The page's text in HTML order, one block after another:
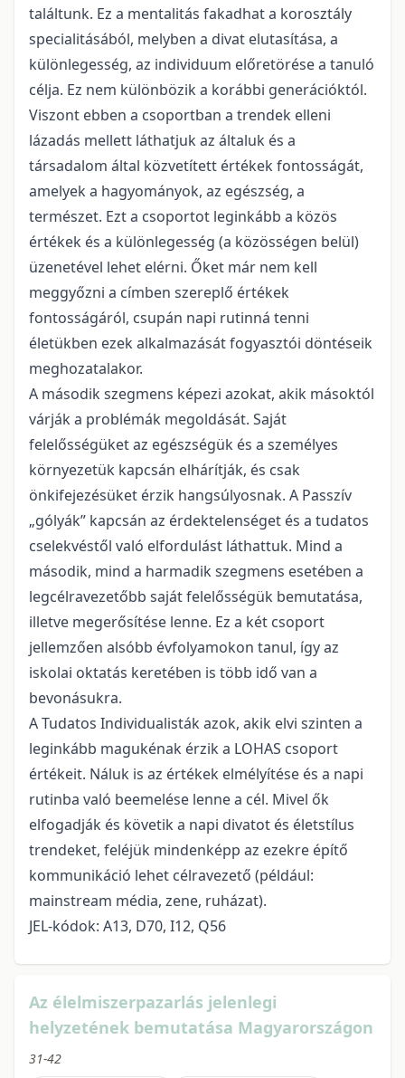
találtunk. Ez a mentalitás fakadhat a korosztály
specialitásából, melyben a divat elutasítása, a
különlegesség, az individuum előretörése a tanuló
célja. Ez nem különbözik a korábbi generációktól.
Viszont ebben a csoportban a trendek elleni
lázadás mellett láthatjuk az általuk és a
társadalom által közvetített értékek fontosságát,
amelyek a hagyományok, az egészség, a
természet. Ezt a csoportot leginkább a közös
értékek és a különlegesség (a közösségen belül)
üzenetével lehet elérni. Őket már nem kell
meggyőzni a címben szereplő értékek
fontosságáról, csupán napi rutinná tenni
életükben ezek alkalmazását fogyasztói döntéseik
meghozatalakor.
A második szegmens képezi azokat, akik másoktól
várják a problémák megoldását. Saját
felelősségüket az egészségük és a személyes
környezetük kapcsán elhárítják, és csak
önkifejezésüket érzik hangsúlyosnak. A Passzív
„gólyák” kapcsán az érdektelenséget és a tudatos
cselekvéstől való elfordulást láthattuk. Mind a
második, mind a harmadik szegmens esetében a
legcélravezetőbb saját felelősségük bemutatása,
illetve megerősítése lenne. Ez a két csoport
jellemzően alsóbb évfolyamokon tanul, így az
iskolai oktatás keretében is több idő van a
bevonásukra.
A Tudatos Individualisták azok, akik elvi szinten a
leginkább magukénak érzik a LOHAS csoport
értékeit. Náluk is az értékek elmélyítése és a napi
rutinba való beemelése lenne a cél. Mivel ők
elfogadják és követik a napi divatot és életstílus
trendeket, feléjük mindenképp az ezekre építő
kommunikáció lehet célravezető (például:
mainstream média, zene, ruházat).
JEL-kódok: A13, D70, I12, Q56
Az élelmiszerpazarlás jelenlegi
helyzetének bemutatása Magyarországon
31-42